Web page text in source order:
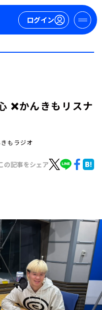
ログイン
❌かんきもリスナ
もラジオ
の記事をシェア